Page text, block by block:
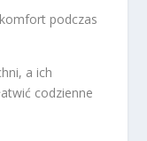
podczas
a ich
codzienne